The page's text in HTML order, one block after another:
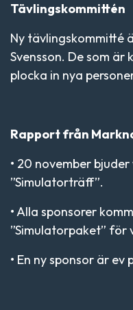
Tävlingskommittén
Ny tävlingskommitté
Svensson. De som är
plocka in nya
Rapport från
• 20 november
”Simulatorträff”.
• Alla sponsorer
”Simulatorpaket” för
• En ny sponsor är